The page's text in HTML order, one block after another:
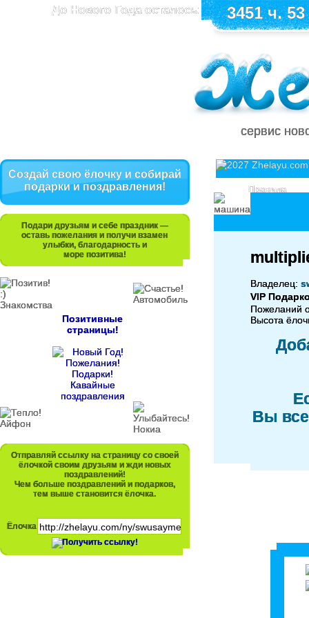
До Нового Года осталось: 3451 ч.
сервис
Создай свою ёлочку и собирай
подарки и поздравления!
Подари друзьям и себе праздник —
оставь пожелания и получи взамен
улыбки, благодарность и
море позитива!
Позитивные
страницы!
Отправляй ссылку на страницу со своей
ёлочкой своим друзьям и жди новых
поздравлений!
Чем больше поздравлений и подарков,
тем выше становится ёлочка.
Ёлочка
Правила
Владелец:
VIP
Пожеланий
Высота
Вы